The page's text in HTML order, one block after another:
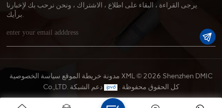
يرجى القراءة ، البقاء على اطلاع ، الاشتراك ، ونحن نرحب بك لإخبارنا
برأيك.
مدونة خريطة الموقع سياسة الخصوصية XML© 2026 Shenzhen DMIC
Co.,LTD. كل الحقوق محفوظة .
دعم الشبكة